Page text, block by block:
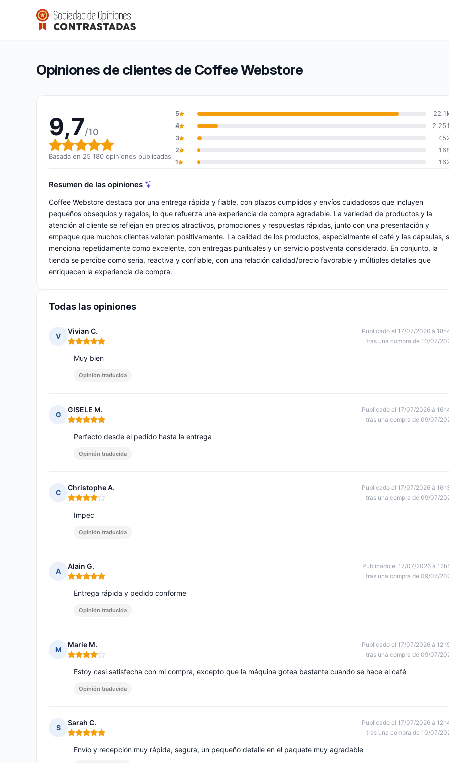
Coffee Webstore
Calificación global: 9,7 de 10
9,7/10(25 180 opiniones)
Opiniones de clientes de Coffee Webstore
9,7/10
Calificación global: 9,7 de 10
Basada en 25 180 opiniones publicadas
5
4
2 251
3
2
1
Resumen de las opiniones
Coffee Webstore destaca por una entrega rápida y fiable, con plazos cumplidos y envíos cuidadosos que incluyen
pequeños obsequios y regalos, lo que refuerza una experiencia de compra agradable. La variedad de productos y la
atención al cliente se reflejan en precios atractivos, promociones y respuestas rápidas, junto con una presentación y
empaque que muchos clientes valoran positivamente. La calidad de los productos, especialmente el café y las cápsulas,
menciona repetidamente como excelente, con entregas puntuales y un servicio postventa considerado. En conjunto, la
tienda se percibe como seria, reactiva y confiable, con una relación calidad/precio favorable y múltiples detalles que
enriquecen la experiencia de compra.
Todas las opiniones
V
Vivian C.
Nota: 5 de 5
Publicado el 17/07/2026 à
tras una compra de 10/07/
Muy bien
Opinión traducida
G
GISELE M.
Nota: 5 de 5
Publicado el 17/07/2026 à
tras una compra de 09/07/
Perfecto desde el pedido hasta la entrega
Opinión traducida
C
Christophe A.
Nota: 4 de 5
Publicado el 17/07/2026 à
tras una compra de 09/07/
Impec
Opinión traducida
A
Alain G.
Nota: 5 de 5
Publicado el 17/07/2026 à
tras una compra de 09/07/
Entrega rápida y pedido conforme
Opinión traducida
M
Marie M.
Nota: 4 de 5
Publicado el 17/07/2026 à
tras una compra de 09/07/
Estoy casi satisfecha con mi compra, excepto que la máquina gotea bastante cuando se hace el café
Opinión traducida
S
Sarah C.
Nota: 5 de 5
Publicado el 17/07/2026 à
tras una compra de 10/07/
Envío y recepción muy rápida, segura, un pequeño detalle en el paquete muy agradable